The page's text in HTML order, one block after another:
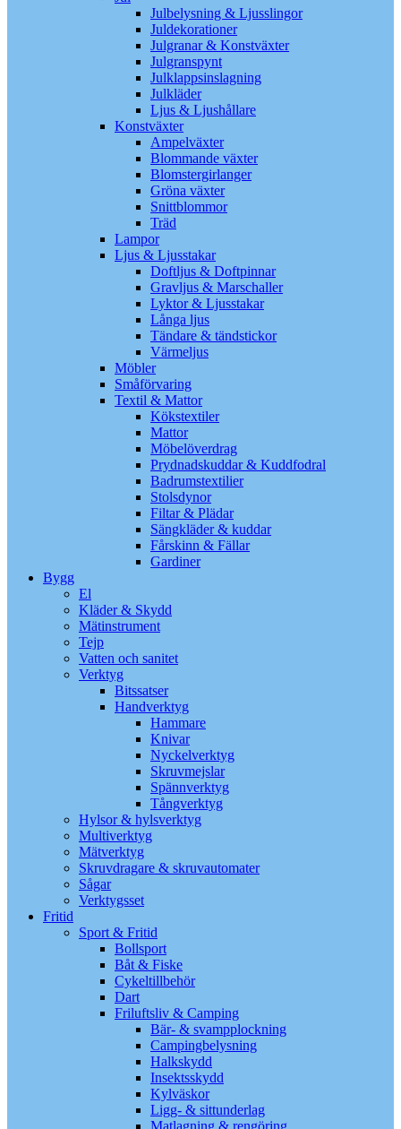
Julbelysning & Ljusslingor
Juldekorationer
Julgranar & Konstväxter
Julgranspynt
Julklappsinslagning
Julkläder
Ljus & Ljushållare
Konstväxter
Ampelväxter
Blommande växter
Blomstergirlanger
Gröna växter
Snittblommor
Träd
Lampor
Ljus & Ljusstakar
Doftljus & Doftpinnar
Gravljus & Marschaller
Lyktor & Ljusstakar
Långa ljus
Tändare & tändstickor
Värmeljus
Möbler
Småförvaring
Textil & Mattor
Kökstextiler
Mattor
Möbelöverdrag
Prydnadskuddar & Kuddfodral
Badrumstextilier
Stolsdynor
Filtar & Plädar
Sängkläder & kuddar
Fårskinn & Fällar
Gardiner
Bygg
El
Kläder & Skydd
Mätinstrument
Tejp
Vatten och sanitet
Verktyg
Bitssatser
Handverktyg
Hammare
Knivar
Nyckelverktyg
Skruvmejslar
Spännverktyg
Tångverktyg
Hylsor & hylsverktyg
Multiverktyg
Mätverktyg
Skruvdragare & skruvautomater
Sågar
Verktygsset
Fritid
Sport & Fritid
Bollsport
Båt & Fiske
Cykeltillbehör
Dart
Friluftsliv & Camping
Bär- & svampplockning
Campingbelysning
Halkskydd
Insektsskydd
Kylväskor
Ligg- & sittunderlag
Matlagning & rengöring